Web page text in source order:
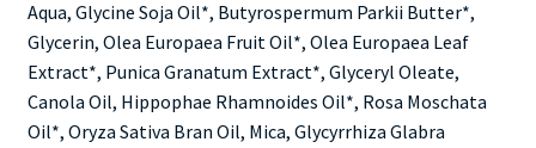
Aqua, Glycine Soja Oil*, Butyrospermum Parkii Butter*,
Glycerin, Olea Europaea Fruit Oil*, Olea Europaea Leaf
Extract*, Punica Granatum Extract*, Glyceryl Oleate,
Canola Oil, Hippophae Rhamnoides Oil*, Rosa Moschata
Oil*, Oryza Sativa Bran Oil, Mica, Glycyrrhiza Glabra